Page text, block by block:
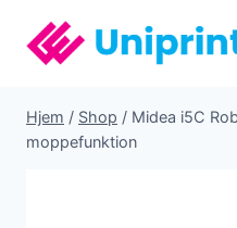
indhold
Hjem / Shop / Midea i5C
moppefunktion